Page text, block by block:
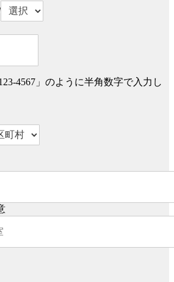
4567」のように半角数字で入力し